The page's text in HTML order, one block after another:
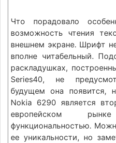
Что порадовало
возможность чтения
внешнем экране. Шрифт
вполне читабельный.
раскладушках,
Series40, не
будущем она появится,
Nokia 6290 является
европейском
функциональностью.
ее уникальности, но